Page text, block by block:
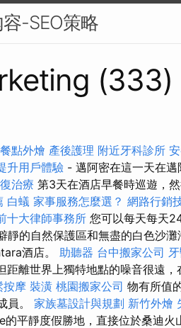
-SEO策略
(333)
餐點外燴 產後護理 附近牙科診所
升用戶體驗 - 邁阿密在這一天在
治療 第3天在酒店早餐時巡遊，
白蟻 家事服務怎麼選？ 網路行銷
十大律師事務所 您可以每天每天
靜的自然保護區和無盡的白色沙
酒店。 助聽器 台中搬家公司
距離世界上獨特地點的噪音很遠
按摩 裝潢 桃園搬家公司 物有所值
員。 家族墓設計與規劃 新竹外燴
平靜度假勝地，直接位於桑迪火